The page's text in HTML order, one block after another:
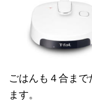
ごはんも４合ま
ます。